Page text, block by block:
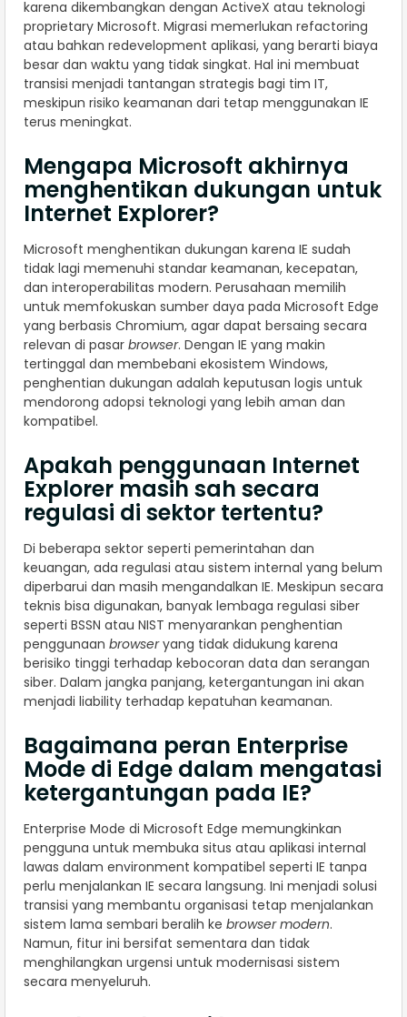
karena dikembangkan dengan ActiveX atau teknologi
proprietary Microsoft. Migrasi memerlukan refactoring
atau bahkan redevelopment aplikasi, yang berarti biaya
besar dan waktu yang tidak singkat. Hal ini membuat
transisi menjadi tantangan strategis bagi tim IT,
meskipun risiko keamanan dari tetap menggunakan IE
terus meningkat.
Mengapa Microsoft akhirnya
menghentikan dukungan untuk
Internet Explorer?
Microsoft menghentikan dukungan karena IE sudah
tidak lagi memenuhi standar keamanan, kecepatan,
dan interoperabilitas modern. Perusahaan memilih
untuk memfokuskan sumber daya pada Microsoft Edge
yang berbasis Chromium, agar dapat bersaing secara
relevan di pasar browser. Dengan IE yang makin
tertinggal dan membebani ekosistem Windows,
penghentian dukungan adalah keputusan logis untuk
mendorong adopsi teknologi yang lebih aman dan
kompatibel.
Apakah penggunaan Internet
Explorer masih sah secara
regulasi di sektor tertentu?
Di beberapa sektor seperti pemerintahan dan
keuangan, ada regulasi atau sistem internal yang belum
diperbarui dan masih mengandalkan IE. Meskipun secara
teknis bisa digunakan, banyak lembaga regulasi siber
seperti BSSN atau NIST menyarankan penghentian
penggunaan browseryang tidak didukung karena
berisiko tinggi terhadap kebocoran data dan serangan
siber. Dalam jangka panjang, ketergantungan ini akan
menjadi liability terhadap kepatuhan keamanan.
Bagaimana peran Enterprise
Mode di Edge dalam mengatasi
ketergantungan pada IE?
Enterprise Mode di Microsoft Edge memungkinkan
pengguna untuk membuka situs atau aplikasi internal
lawas dalam environment kompatibel seperti IE tanpa
perlu menjalankan IE secara langsung. Ini menjadi solusi
transisi yang membantu organisasi tetap menjalankan
sistem lama sembari beralih ke browser modern.
Namun, fitur ini bersifat sementara dan tidak
menghilangkan urgensi untuk modernisasi sistem
secara menyeluruh.